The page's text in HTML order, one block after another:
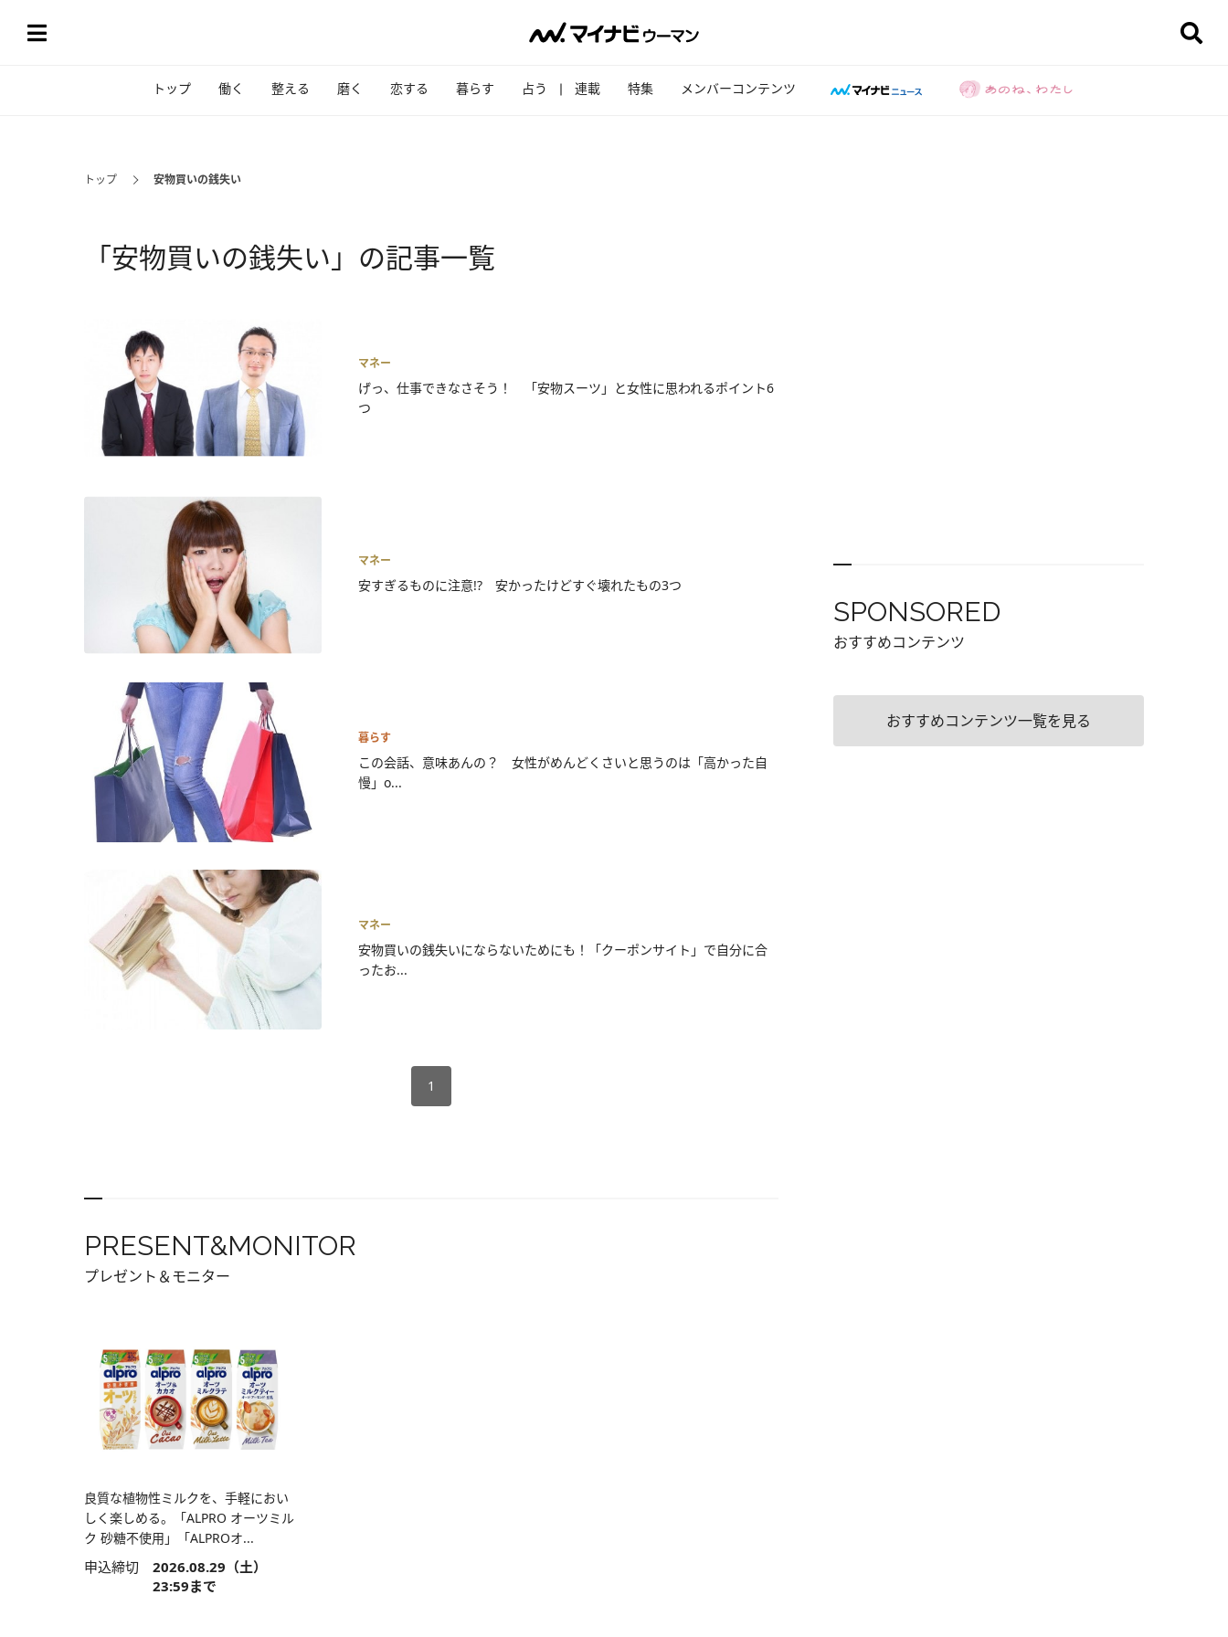
トップ 働く 整える 磨く 恋する 暮らす 占う 連載 特集 メンバーコンテンツ
トップ 安物買いの銭失い
「安物買いの銭失い」の記事一覧
マネー
げっ、仕事できなさそう！ 「安物スーツ」と女性に思われるポイント6
つ
マネー
安すぎるものに注意!? 安かったけどすぐ壊れたもの3つ
暮らす
この会話、意味あんの？ 女性がめんどくさいと思うのは「高かった自
慢」o...
マネー
安物買いの銭失いにならないためにも！「クーポンサイト」で自分に合
ったお...
1
PRESENT&MONITOR
プレゼント＆モニター
良質な植物性ミルクを、手軽におい
しく楽しめる。「ALPRO オーツミル
ク 砂糖不使用」「ALPROオ...
申込締切 2026.08.29（土）
23:59まで
SPONSORED
おすすめコンテンツ
おすすめコンテンツ一覧を見る